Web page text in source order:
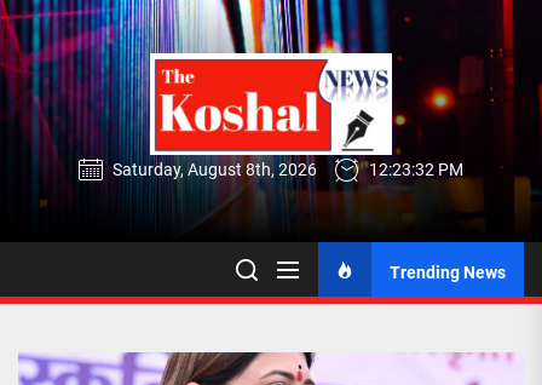
Skip
to
the
content
Saturday, August 8th, 2026 12:23:32 PM
Trending News